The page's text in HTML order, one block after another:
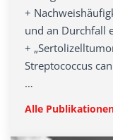
+
und an Durchfall
+
Streptococcus
…
Alle